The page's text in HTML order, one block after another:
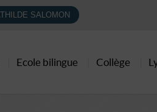
Ecole bilingue Collège
SALOMON